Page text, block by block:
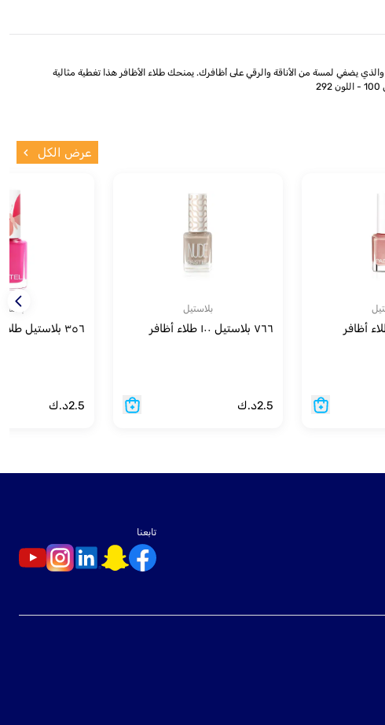
بلونه الجميل والفريد من نوعه، والذي يضفي لمسة من الأناقة والرقي على أظافرك. يمنحك طلاء الأظافر هذا تغطية مثالية
عرض الكل
بلاستيل
٧٦٦ بلاستيل ١٠٠ طلاء أظافر
2.5د.ك
٣٥٦ بلاستيل طلاء أظافر
2.5د.ك
تابعنا